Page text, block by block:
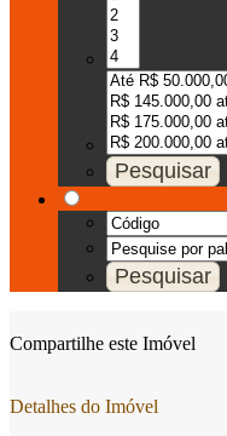
Compartilhe este Imóvel
Detalhes do Imóvel